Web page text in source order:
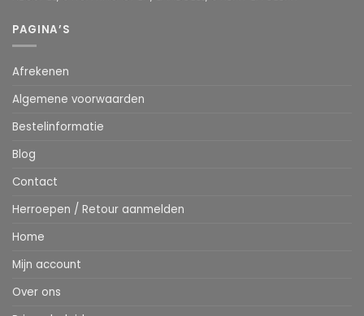
PAGINA’S
Afrekenen
Algemene voorwaarden
Bestelinformatie
Blog
Contact
Herroepen / Retour aanmelden
Home
Mijn account
Over ons